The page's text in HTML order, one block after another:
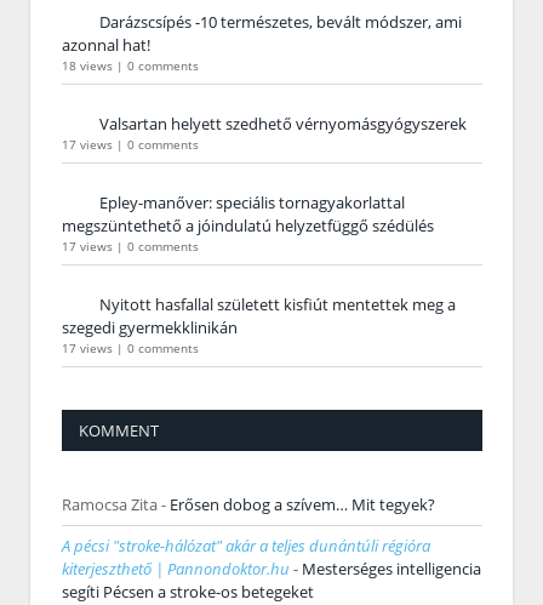
Darázscsípés -10 természetes, bevált módszer, ami
azonnal hat!
18 views | 0 comments
Valsartan helyett szedhető vérnyomásgyógyszerek
17 views | 0 comments
Epley-manőver: speciális tornagyakorlattal
megszüntethető a jóindulatú helyzetfüggő szédülés
17 views | 0 comments
Nyitott hasfallal született kisfiút mentettek meg a
szegedi gyermekklinikán
17 views | 0 comments
KOMMENT
Ramocsa Zita- Erősen dobog a szívem… Mit tegyek?
A pécsi "stroke-hálózat" akár a teljes dunántúli régióra
kiterjeszthető | Pannondoktor.hu - Mesterséges intelligencia
segíti Pécsen a stroke-os betegeket